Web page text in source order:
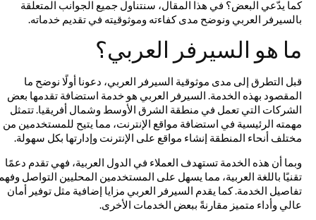
كما يدّعي البعض؟ في هذا المقال، سنتناول جميع الجوانب المتعلقة
بالسيرفر العربي ونوضح مدى كفاءته وموثوقيته في تقديم خدماته.
ما هو السيرفر العربي؟
قبل التطرق إلى مدى موثوقية السيرفر العربي، دعونا أولًا نوضح ما
المقصود بهذه الخدمة. السيرفر العربي هو خدمة استضافة تقدمها بعض
الشركات التي تعمل في منطقة الشرق الأوسط وشمال أفريقيا. تتمثل
مهمته الرئيسية في استضافة مواقع الإنترنت، مما يتيح للمستخدمين من
مختلف أنحاء المنطقة إنشاء مواقع على الإنترنت وإدارتها بكل سهولة.
وبما أن هذه الخدمة تستهدف العملاء في الدول العربية، فهي تقدم دعمًا
تقنيًا باللغة العربية، مما يسهل على المستخدمين المحليين التواصل وفهم
تفاصيل الخدمة. كما يقدم السيرفر العربي مزايا إضافية مثل توفير أمان
عالي وأداء متميز مقارنةً ببعض الخدمات الأخرى.